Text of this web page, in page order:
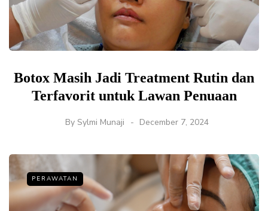
Botox Masih Jadi Treatment Rutin dan
Terfavorit untuk Lawan Penuaan
By Sylmi Munaji December 7, 2024
PERAWATAN